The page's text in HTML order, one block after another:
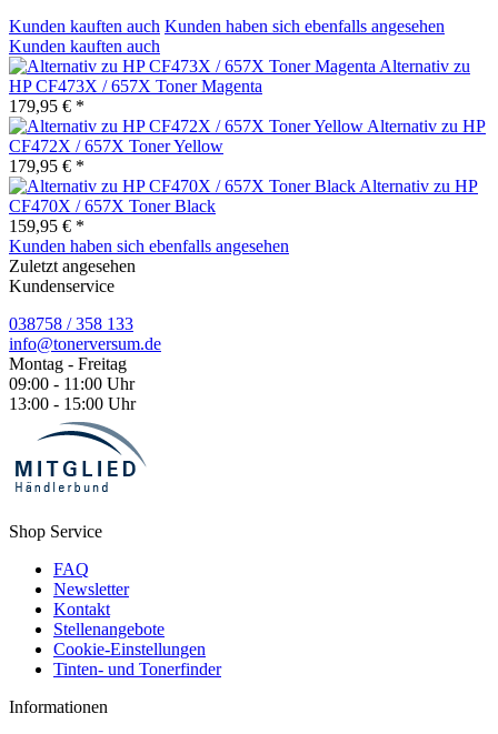
Kunden kauften auch Kunden haben sich ebenfalls angesehen
Kunden kauften auch
Alternativ zu
HP CF473X / 657X Toner Magenta
179,95 € *
Alternativ zu HP
CF472X / 657X Toner Yellow
179,95 € *
Alternativ zu HP
CF470X / 657X Toner Black
159,95 € *
Kunden haben sich ebenfalls angesehen
Zuletzt angesehen
Kundenservice
038758 / 358 133
info@tonerversum.de
Montag - Freitag
09:00 - 11:00 Uhr
13:00 - 15:00 Uhr
Shop Service
FAQ
Newsletter
Kontakt
Stellenangebote
Cookie-Einstellungen
Tinten- und Tonerfinder
Informationen